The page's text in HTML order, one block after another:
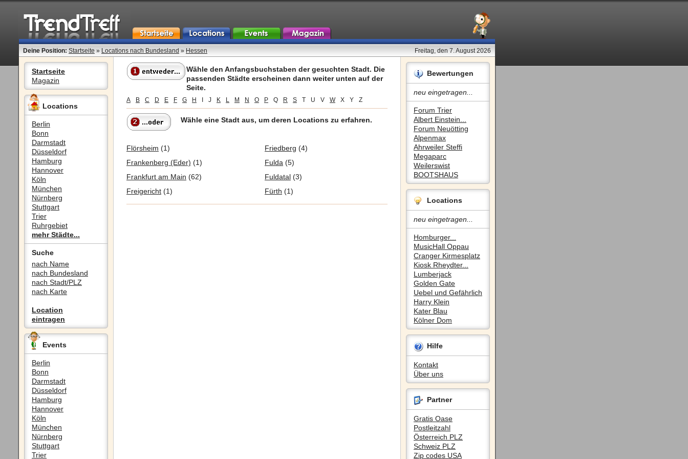
Deine Position: Startseite » Locations nach Bundesland » Hessen Freitag, den 7. August 2026
Startseite
Magazin
Locations
Berlin
Bonn
Darmstadt
Düsseldorf
Hamburg
Hannover
Köln
München
Nürnberg
Stuttgart
Trier
Ruhrgebiet
mehr Städte...
Suche
nach Name
nach Bundesland
nach Stadt/PLZ
nach Karte
Location
eintragen
Events
Berlin
Bonn
Darmstadt
Düsseldorf
Hamburg
Hannover
Köln
München
Nürnberg
Stuttgart
Trier
Bewertungen
neu eingetragen...
Forum Trier
Albert Einstein...
Forum Neuötting
Alpenmax
Ahrweiler Steffi
Megaparc
Weilerswist
BOOTSHAUS
Locations
neu eingetragen...
Homburger...
MusicHall Oppau
Cranger Kirmesplatz
Kiosk Rheydter...
Lumberjack
Golden Gate
Uebel und Gefährlich
Harry Klein
Kater Blau
Kölner Dom
Hilfe
Kontakt
Über uns
Partner
Gratis Oase
Postleitzahl
Österreich PLZ
Schweiz PLZ
Zip codes USA
Wähle den Anfangsbuchstaben der gesuchten Stadt. Die
passenden Städte erscheinen dann weiter unten auf der
Seite.
A B C D E F G H J K L M N O P Q R S T U V W X Y Z
Wähle eine Stadt aus, um deren Locations zu erfahren.
Flörsheim (1)
Frankenberg (Eder) (1)
Frankfurt am Main (62)
Freigericht (1)
Friedberg (4)
Fulda (5)
Fuldatal (3)
Fürth (1)